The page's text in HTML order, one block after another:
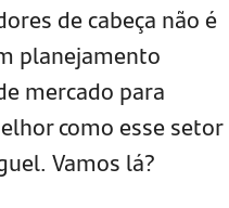
de cabeça não é
planejamento
mercado para
como esse setor
Vamos lá?